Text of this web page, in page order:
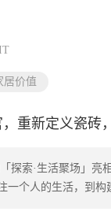
居价值
重新定义瓷
探索·生活聚场」
个人的生活，到构